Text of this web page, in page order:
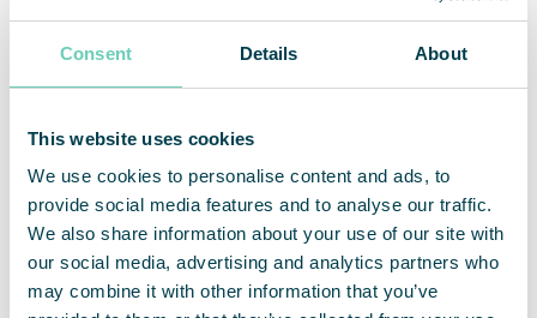
Consent Details About
This website uses cookies
We use cookies to personalise content and ads, to
provide social media features and to analyse our traffic.
We also share information about your use of our site with
our social media, advertising and analytics partners who
may combine it with other information that you’ve
czterech kontynentach. Produkcja i usługi oraz części
administracji i sprzedaży są realizowane za pośrednictwem